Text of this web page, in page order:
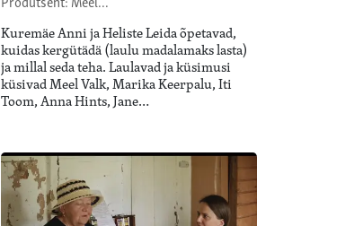
Kuremäe Anni ja Heliste Leida õpetavad,
kuidas kergütädä (laulu madalamaks lasta)
ja millal seda teha. Laulavad ja küsimusi
küsivad Meel Valk, Marika Keerpalu, Iti
Toom, Anna Hints, Jane…